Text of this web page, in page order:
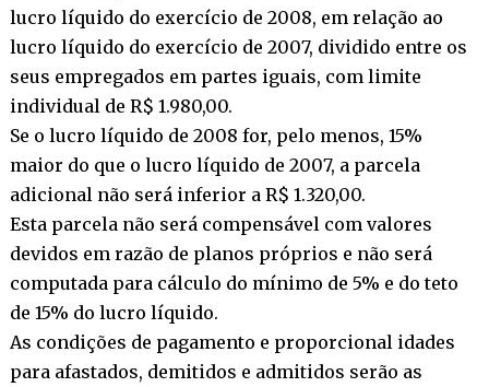
lucro líquido do exercício de 2008, em relação ao
lucro líquido do exercício de 2007, dividido entre os
seus empregados em partes iguais, com limite
individual de R$ 1.980,00.
Se o lucro líquido de 2008 for, pelo menos, 15%
maior do que o lucro líquido de 2007, a parcela
adicional não será inferior a R$ 1.320,00.
Esta parcela não será compensável com valores
devidos em razão de planos próprios e não será
computada para cálculo do mínimo de 5% e do teto
de 15% do lucro líquido.
As condições de pagamento e proporcional idades
para afastados, demitidos e admitidos serão as